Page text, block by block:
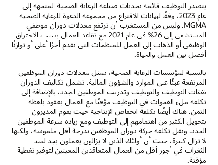
يتصدر التوظيف قائمة تحديات صناعة الرعاية الصحية المتجهة إلى
عام 2023، وفقًا لبيانات الاقتراع من مجموعة الدعوة للرعاية الصحية
MGMA. وليس من المستغرب أن ترتفع معدلات دوران موظفي
المستشفى إلى 26% في عام 2021 مع تقاعد العمال بسبب الاحتراق
الوظيفي أو الذهاب إلى العمل للمنظمات التي تقدم أجرًا أعلى أو توازنًا
أفضل بين العمل والحياة.
بالنسبة لمؤسسات الرعاية الصحية، تمثل معدلات دوران الموظفين
المرتفعة عبئًا على الموارد والشؤون المالية. تشمل تكاليف الدوران
نفقات التوظيف والتوظيف وتدريب الموظفين الجدد، بالإضافة إلى
تكلفة ملء الفجوات في التوظيف مؤقتًا مع العمال بعقود باهظة
الثمن. هناك أيضًا تكلفة انخفاض الإنتاجية حيث يقوم المديرون
بتحويل الكثير من اهتمامهم إلى التوظيف ومع زيادة سرعة الموظفين
الجدد. وتقل تكلفة حركة دوران الموظفين بدرجة أقل ملموسة، ولكنها
لا تزال كبيرة، حيث أن أولئك الذين لا يزالون يعملون بجد لسد
الثغرات في أجور أقل من العمال المتعاقدين المعينين لتوفير تغطية
مؤقتة.